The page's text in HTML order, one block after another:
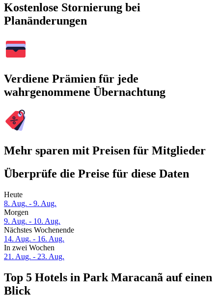
Kostenlose Stornierung bei
Planänderungen
Verdiene Prämien für jede
wahrgenommene Übernachtung
Mehr sparen mit Preisen für Mitglieder
Überprüfe die Preise für diese Daten
Heute
8. Aug. - 9. Aug.
Morgen
9. Aug. - 10. Aug.
Nächstes Wochenende
14. Aug. - 16. Aug.
In zwei Wochen
21. Aug. - 23. Aug.
Top 5 Hotels in Park Maracanã auf einen
Blick